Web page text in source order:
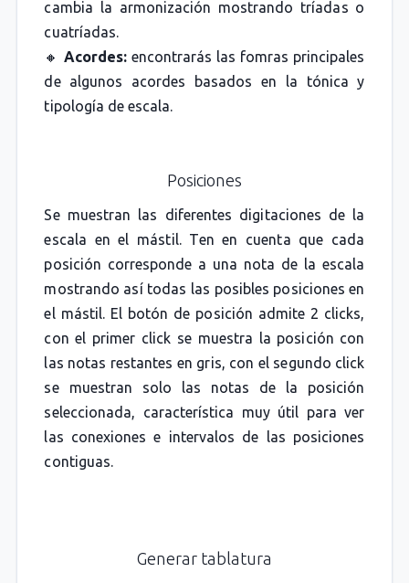
cambia la armonización mostrando tríadas o
cuatríadas.
🔸 Acordes: encontrarás las fomras principales
de algunos acordes basados en la tónica y
tipología de escala.
Posiciones
Se muestran las diferentes digitaciones de la
escala en el mástil. Ten en cuenta que cada
posición corresponde a una nota de la escala
mostrando así todas las posibles posiciones en
el mástil. El botón de posición admite 2 clicks,
con el primer click se muestra la posición con
las notas restantes en gris, con el segundo click
se muestran solo las notas de la posición
seleccionada, característica muy útil para ver
las conexiones e intervalos de las posiciones
contiguas.
Generar tablatura